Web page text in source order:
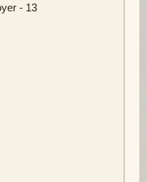
- 13